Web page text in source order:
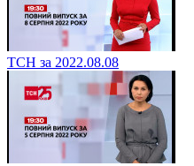
ТСН за 2022.08.08